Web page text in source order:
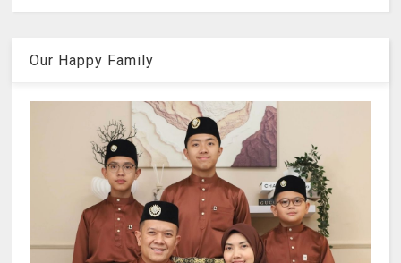
Our Happy Family